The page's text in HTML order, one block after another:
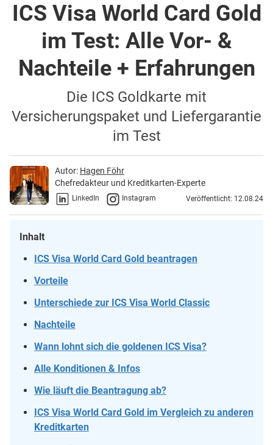
ICS Visa World Card Gold
im Test: Alle Vor- &
Nachteile + Erfahrungen
Die ICS Goldkarte mit
Versicherungspaket und Liefergarantie
im Test
Autor: Hagen Föhr
Chefredakteur und Kreditkarten-Experte
LinkedIn Instagram Veröffentlicht: 12.08.24
Inhalt
ICS Visa World Card Gold beantragen
Vorteile
Unterschiede zur ICS Visa World Classic
Nachteile
Wann lohnt sich die goldenen ICS Visa?
Alle Konditionen & Infos
Wie läuft die Beantragung ab?
ICS Visa World Card Gold im Vergleich zu anderen
Kreditkarten